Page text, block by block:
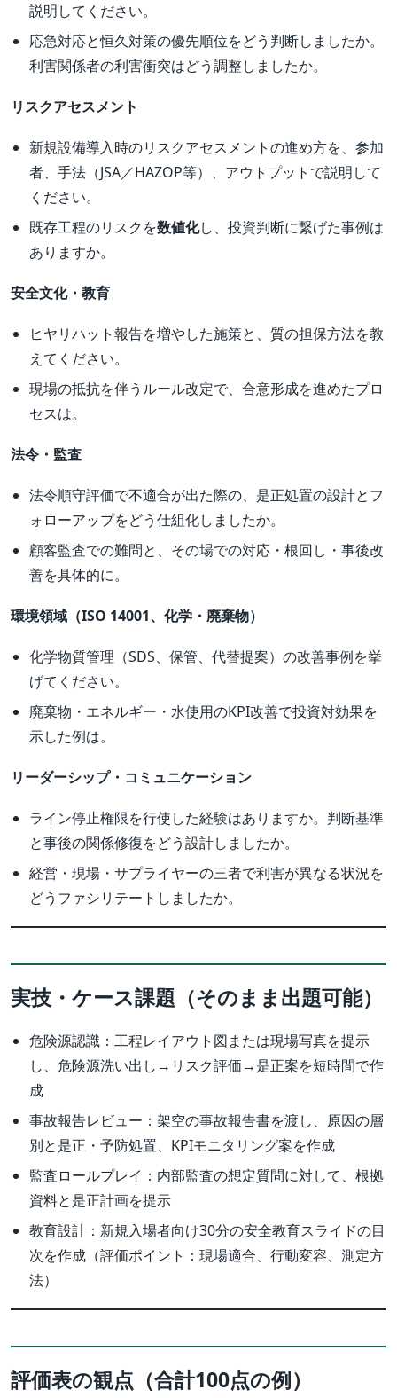
説明してください。
応急対応と恒久対策の優先順位をどう判断しましたか。
利害関係者の利害衝突はどう調整しましたか。
リスクアセスメント
新規設備導入時のリスクアセスメントの進め方を、参加
者、手法（JSA／HAZOP等）、アウトプットで説明して
ください。
既存工程のリスクを数値化し、投資判断に繋げた事例は
ありますか。
安全文化・教育
ヒヤリハット報告を増やした施策と、質の担保方法を教
えてください。
現場の抵抗を伴うルール改定で、合意形成を進めたプロ
セスは。
法令・監査
法令順守評価で不適合が出た際の、是正処置の設計とフ
ォローアップをどう仕組化しましたか。
顧客監査での難問と、その場での対応・根回し・事後改
善を具体的に。
環境領域（ISO 14001、化学・廃棄物）
化学物質管理（SDS、保管、代替提案）の改善事例を挙
げてください。
廃棄物・エネルギー・水使用のKPI改善で投資対効果を
示した例は。
リーダーシップ・コミュニケーション
ライン停止権限を行使した経験はありますか。判断基準
と事後の関係修復をどう設計しましたか。
経営・現場・サプライヤーの三者で利害が異なる状況を
どうファシリテートしましたか。
実技・ケース課題（そのまま出題可能）
危険源認識：工程レイアウト図または現場写真を提示
し、危険源洗い出し→リスク評価→是正案を短時間で作
成
事故報告レビュー：架空の事故報告書を渡し、原因の層
別と是正・予防処置、KPIモニタリング案を作成
監査ロールプレイ：内部監査の想定質問に対して、根拠
資料と是正計画を提示
教育設計：新規入場者向け30分の安全教育スライドの目
次を作成（評価ポイント：現場適合、行動変容、測定方
法）
評価表の観点（合計100点の例）